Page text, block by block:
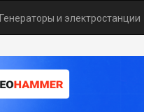
Генераторы и электростанции